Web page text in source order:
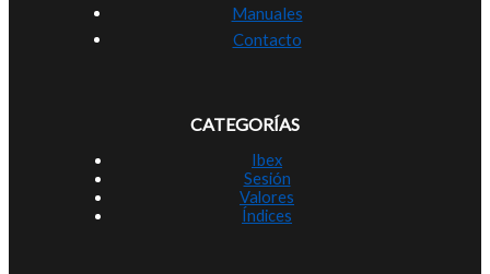
Manuales
Contacto
CATEGORÍAS
Ibex
Sesión
Valores
Índices